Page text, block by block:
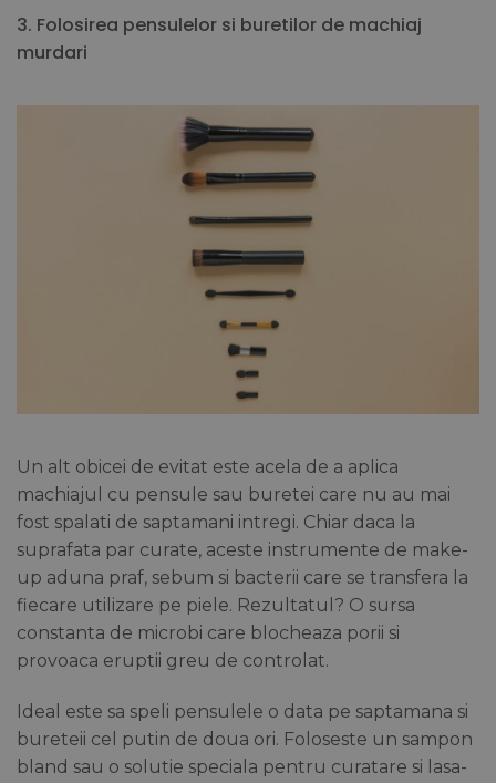
3. Folosirea pensulelor si buretilor de machiaj
murdari
Un alt obicei de evitat este acela de a aplica
machiajul cu pensule sau buretei care nu au mai
fost spalati de saptamani intregi. Chiar daca la
suprafata par curate, aceste instrumente de make-
up aduna praf, sebum si bacterii care se transfera la
fiecare utilizare pe piele. Rezultatul? O sursa
constanta de microbi care blocheaza porii si
provoaca eruptii greu de controlat.
Ideal este sa speli pensulele o data pe saptamana si
bureteii cel putin de doua ori. Foloseste un sampon
bland sau o solutie speciala pentru curatare si lasa-